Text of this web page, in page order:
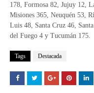
178, Formosa 82, Jujuy 12,
Misiones 365, Neuquén 53,
Luis 48, Santa Cruz 46,
del Fuego 4 y Tucumán 175.
Tags Destacada